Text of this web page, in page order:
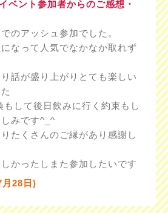
ベント参加者からのご感想・
のアッシュ参加でした。
なって人気でなかなか取れず
話が盛り上がりとても楽しい
して後日飲みに行く約束もし
みです^_^
たくさんのご縁があり感謝し
かったしまた参加したいです
28日)